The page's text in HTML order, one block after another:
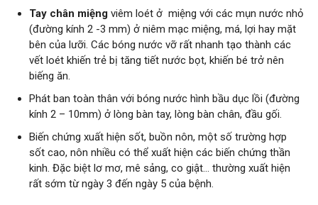
Tay chân miệng viêm loét ở miệng với các mụn nước nhỏ
(đường kính 2 -3 mm) ở niêm mạc miệng, má, lợi hay mặt
bên của lưỡi. Các bóng nước vỡ rất nhanh tạo thành các
vết loét khiến trẻ bị tăng tiết nước bọt, khiến bé trở nên
biếng ăn.
Phát ban toàn thân với bóng nước hình bầu dục lồi (đường
kính 2 – 10mm) ở lòng bàn tay, lòng bàn chân, đầu gối.
Biến chứng xuất hiện sốt, buồn nôn, một số trường hợp
sốt cao, nôn nhiều có thể xuất hiện các biến chứng thần
kinh. Đặc biệt lơ mơ, mê sảng, co giật… thường xuất hiện
rất sớm từ ngày 3 đến ngày 5 của bệnh.